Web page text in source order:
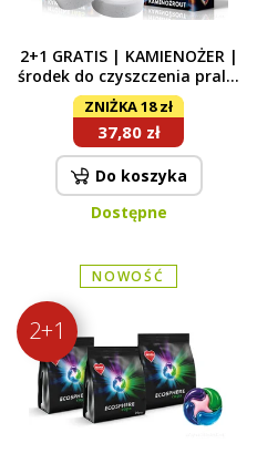
2+1 GRATIS | KAMIENOŻER |
środek do czyszczenia pralki
przeciwko nieprzyjemnym
zapachom & kamieniowi |
tabletki 6 x 35 g
ZNIŻKA 18 zł
37,80 zł
Do koszyka
Dostępne
NOWOŚĆ
2+1